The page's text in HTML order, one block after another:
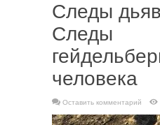
Следы
Следы
человека
Оставить комментарий